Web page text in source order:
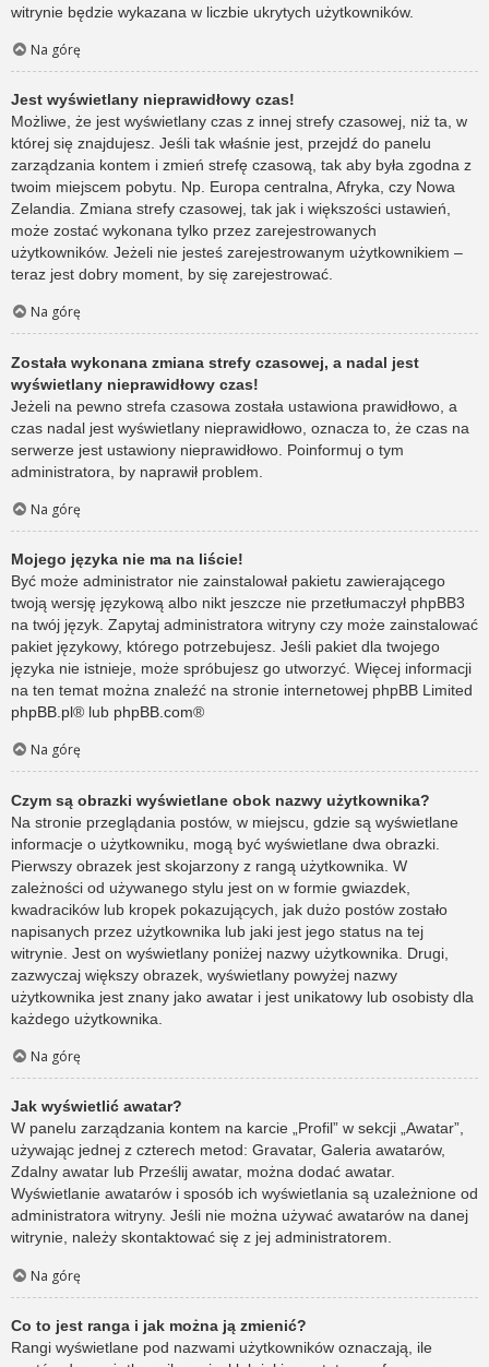
witrynie będzie wykazana w liczbie ukrytych użytkowników.
Na górę
Jest wyświetlany nieprawidłowy czas!
Możliwe, że jest wyświetlany czas z innej strefy czasowej, niż ta, w
której się znajdujesz. Jeśli tak właśnie jest, przejdź do panelu
zarządzania kontem i zmień strefę czasową, tak aby była zgodna z
twoim miejscem pobytu. Np. Europa centralna, Afryka, czy Nowa
Zelandia. Zmiana strefy czasowej, tak jak i większości ustawień,
może zostać wykonana tylko przez zarejestrowanych
użytkowników. Jeżeli nie jesteś zarejestrowanym użytkownikiem –
teraz jest dobry moment, by się zarejestrować.
Na górę
Została wykonana zmiana strefy czasowej, a nadal jest
wyświetlany nieprawidłowy czas!
Jeżeli na pewno strefa czasowa została ustawiona prawidłowo, a
czas nadal jest wyświetlany nieprawidłowo, oznacza to, że czas na
serwerze jest ustawiony nieprawidłowo. Poinformuj o tym
administratora, by naprawił problem.
Na górę
Mojego języka nie ma na liście!
Być może administrator nie zainstalował pakietu zawierającego
twoją wersję językową albo nikt jeszcze nie przetłumaczył phpBB3
na twój język. Zapytaj administratora witryny czy może zainstalować
pakiet językowy, którego potrzebujesz. Jeśli pakiet dla twojego
języka nie istnieje, może spróbujesz go utworzyć. Więcej informacji
na ten temat można znaleźć na stronie internetowej phpBB Limited
phpBB.pl® lub phpBB.com®
Na górę
Czym są obrazki wyświetlane obok nazwy użytkownika?
Na stronie przeglądania postów, w miejscu, gdzie są wyświetlane
informacje o użytkowniku, mogą być wyświetlane dwa obrazki.
Pierwszy obrazek jest skojarzony z rangą użytkownika. W
zależności od używanego stylu jest on w formie gwiazdek,
kwadracików lub kropek pokazujących, jak dużo postów zostało
napisanych przez użytkownika lub jaki jest jego status na tej
witrynie. Jest on wyświetlany poniżej nazwy użytkownika. Drugi,
zazwyczaj większy obrazek, wyświetlany powyżej nazwy
użytkownika jest znany jako awatar i jest unikatowy lub osobisty dla
każdego użytkownika.
Na górę
Jak wyświetlić awatar?
W panelu zarządzania kontem na karcie „Profil” w sekcji „Awatar”,
używając jednej z czterech metod: Gravatar, Galeria awatarów,
Zdalny awatar lub Prześlij awatar, można dodać awatar.
Wyświetlanie awatarów i sposób ich wyświetlania są uzależnione od
administratora witryny. Jeśli nie można używać awatarów na danej
witrynie, należy skontaktować się z jej administratorem.
Na górę
Co to jest ranga i jak można ją zmienić?
Rangi wyświetlane pod nazwami użytkowników oznaczają, ile